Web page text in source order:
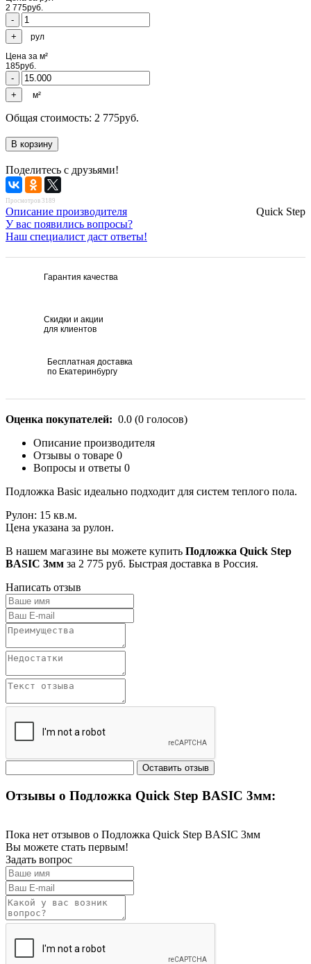
2 775руб.
рул
Цена за м²
185руб.
м²
Общая стоимость: 2 775руб.
Поделитесь с друзьями!
Просмотров 3189
Quick Step
Описание производителя
У вас появились вопросы?
Наш специалист даст ответы!
Гарантия качества
Скидки и акции
для клиентов
Бесплатная доставка
по Екатеринбургу
Оценка покупателей: 0.0 (0 голосов)
Описание производителя
Отзывы о товаре 0
Вопросы и ответы 0
Подложка Basic идеально подходит для систем теплого пола.
Рулон: 15 кв.м.
Цена указана за рулон.
В нашем магазине вы можете купить Подложка Quick Step
BASIC 3мм за 2 775 руб. Быстрая доставка в Россия.
Написать отзыв
Отзывы о Подложка Quick Step BASIC 3мм:
Пока нет отзывов о Подложка Quick Step BASIC 3мм
Вы можете стать первым!
Задать вопрос